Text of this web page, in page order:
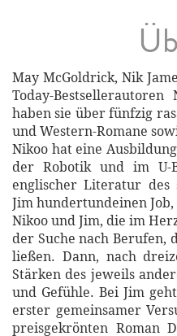
May McGoldrick, Nik
Today-
haben sie über fünfzig
und Western-Romane
Nikoo hat eine
der Robotik und im U-
englischer Literatur des
Jim hundertundeinen
Nikoo und Jim, die im
der Suche nach Berufen,
ließen. Dann, nach
Stärken des jeweils
und Gefühle. Bei Jim
erster gemeinsamer
preisgekrönten Roman